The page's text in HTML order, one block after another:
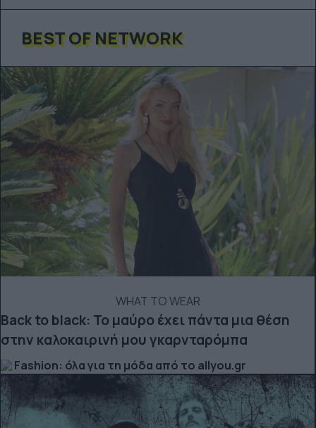
BEST OF NETWORK
WHAT TO WEAR
Back to black: Το μαύρο έχει πάντα μια θέση
στην καλοκαιρινή μου γκαρνταρόμπα
Fashion: όλα για τη μόδα από το allyou.gr